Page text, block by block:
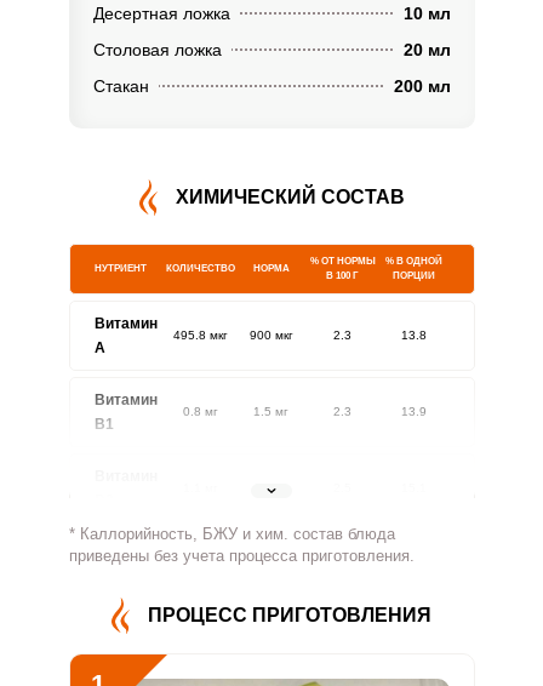
Десертная ложка
10 мл
Столовая ложка
20 мл
Стакан
200 мл
ХИМИЧЕСКИЙ СОСТАВ
НУТРИЕНТ КОЛИЧЕСТВО НОРМА
% ОТ НОРМЫ
В 100 Г
% В ОДНОЙ
ПОРЦИИ
Витамин
A
495.8 мкг 900 мкг 2.3 13.8
Витамин
В1
0.8 мг 1.5 мг 2.3 13.9
1.8 мг
Витамин
535.4 мг 500 мг 4.4 26.8
Витамин
В5
* Каллорийность, БЖУ и хим. состав блюда
приведены без учета процесса приготовления.
ПРОЦЕСС ПРИГОТОВЛЕНИЯ